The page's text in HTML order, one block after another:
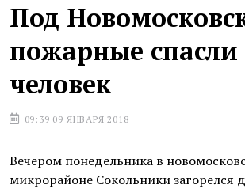
Под
пожарные спасли
человек
09:39 09 ЯНВАРЯ 2018
Вечером понедельника в
микрорайоне Сокольники загорелся